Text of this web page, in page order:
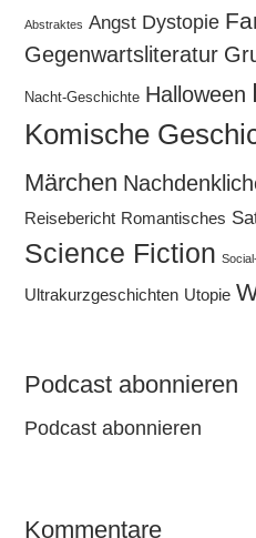
Abstraktes Angst Dystopie
Gegenwartsliteratur
Nacht-Geschichte Halloween
Komische
Märchen
Reisebericht Romantisches
Science Fiction
Ultrakurzgeschichten Utopie
Podcast abonnieren
Podcast abonnieren
Kommentare